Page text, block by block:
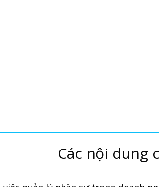
Các nội dung